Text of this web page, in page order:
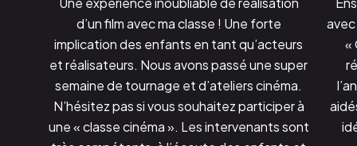
d’un film avec ma classe ! Une forte
implication des enfants en tant qu’acteurs
et réalisateurs. Nous avons passé une super
semaine de tournage et d’ateliers cinéma.
N’hésitez pas si vous souhaitez participer à
une « classe cinéma ». Les intervenants sont
avec
«